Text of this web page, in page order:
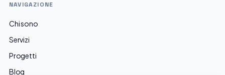
NAVIGAZIONE
Chi sono
Servizi
Progetti
Blog